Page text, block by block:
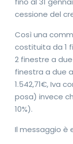
cessione del
Così una
costituita da 1
2 finestre a
finestra a due
1.542,71€, Iva
posa) invece
10%).
Il messaggio è